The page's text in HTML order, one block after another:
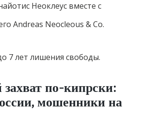
Неоклеус вместе с
Andreas Neocleous & Co.
7 лет лишения свободы.
захват по-кипрски:
мошенники на